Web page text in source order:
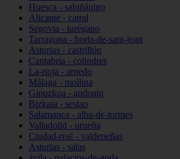
Huesca - sabiñánigo
Alicante - catral
Segovia - turégano
Tarragona - horta-de-sant-joan
Asturias - castrillón
Cantabria - colindres
La-rioja - arnedo
Málaga - mollina
Gipuzkoa - andoain
Bizkaia - sestao
Salamanca - alba-de-tormes
Valladolid - urueña
Ciudad-real - valdepeñas
Asturias - salas